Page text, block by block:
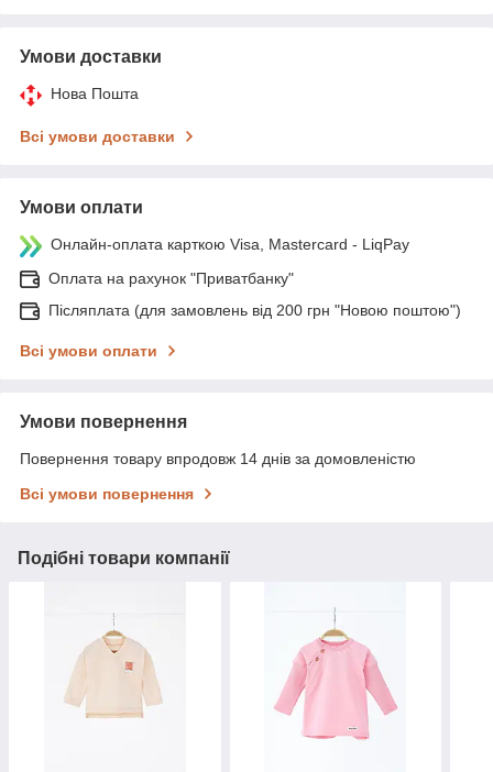
Умови доставки
Нова Пошта
Всі умови доставки
Умови оплати
Онлайн-оплата карткою Visa, Mastercard - LiqPay
Оплата на рахунок "Приватбанку"
Післяплата (для замовлень від 200 грн "Новою поштою")
Всі умови оплати
Умови повернення
Повернення товару впродовж 14 днів за домовленістю
Всі умови повернення
Подібні товари компанії